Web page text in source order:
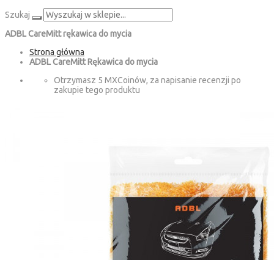
Szukaj
ADBL CareMitt rękawica do mycia
Strona główna
ADBL CareMitt Rękawica do mycia
Otrzymasz 5 MXCoinów, za napisanie recenzji po
zakupie tego produktu